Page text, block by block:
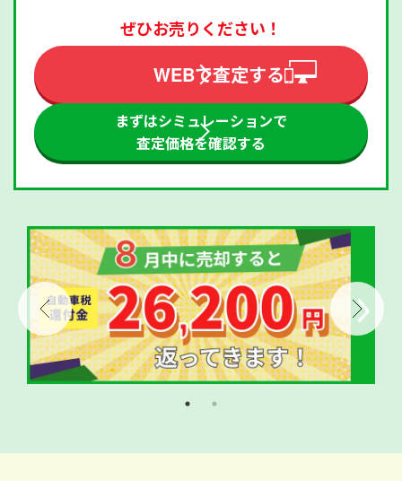
ぜひお売りください！
WEBで査定する
まずはシミュレーションで
査定価格を確認する